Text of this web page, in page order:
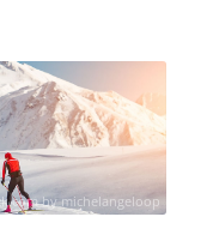
by michelangeloop